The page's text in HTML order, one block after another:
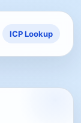
ICP Lookup